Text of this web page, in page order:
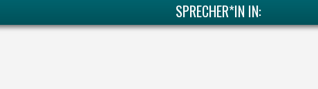
SPRECHER*IN IN: